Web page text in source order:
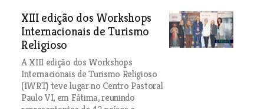
XIII edição dos Workshops
Internacionais de Turismo
Religioso
A XIII edição dos Workshops
Internacionais de Turismo Religioso
(IWRT) teve lugar no Centro Pastoral
Paulo VI, em Fátima, reunindo